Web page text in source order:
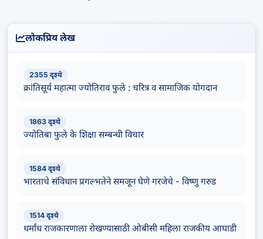
लोकप्रिय लेख
2355 दृश्ये
क्रांतिसूर्य महात्मा ज्योतिराव फुले : चरित्र व सामाजिक योगदान
1863 दृश्ये
ज्योतिबा फुले के शिक्षा सम्बन्धी विचार
1584 दृश्ये
भारताचे संविधान प्रगल्भतेने समजून घेणे गरजेचे - विष्णु गरुड
1514 दृश्ये
धर्मांध राजकारणाला रोखण्यासाठी ओबीसी महिला राजकीय आघाडी